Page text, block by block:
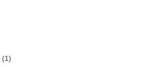
(1)